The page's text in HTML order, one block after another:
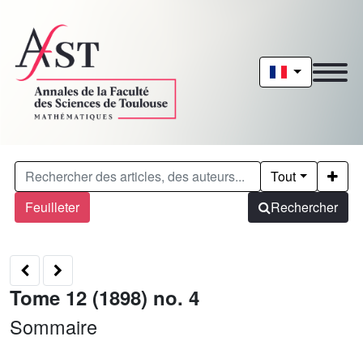
Feuilleter
Tout
Rechercher
Tome 12 (1898) no. 4
Sommaire